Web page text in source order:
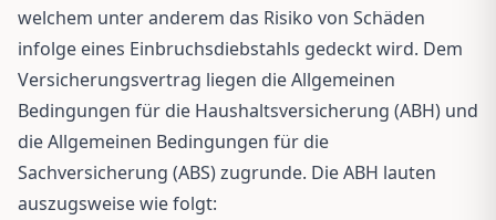
welchem unter anderem das Risiko von Schäden
infolge eines Einbruchsdiebstahls gedeckt wird. Dem
Versicherungsvertrag liegen die Allgemeinen
Bedingungen für die Haushaltsversicherung (ABH) und
die Allgemeinen Bedingungen für die
Sachversicherung (ABS) zugrunde. Die ABH lauten
auszugsweise wie folgt: